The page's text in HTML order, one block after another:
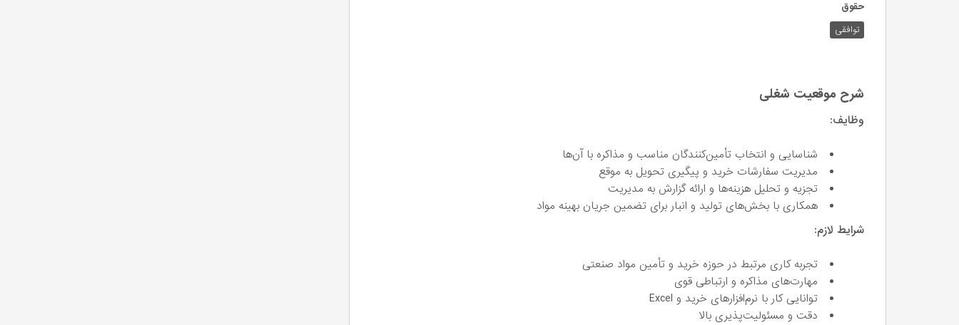
حقوق
توافقی
شرح موقعیت شغلی
وظایف:
شناسایی و انتخاب تأمین‌کنندگان مناسب و مذاکره با آن‌ها
مدیریت سفارشات خرید و پیگیری تحویل به موقع
تجزیه و تحلیل هزینه‌ها و ارائه گزارش به مدیریت
همکاری با بخش‌های تولید و انبار برای تضمین جریان بهینه مواد
شرایط لازم:
تجربه کاری مرتبط در حوزه خرید و تأمین مواد صنعتی
مهارت‌های مذاکره و ارتباطی قوی
توانایی کار با نرم‌افزارهای خرید و Excel
دقت و مسئولیت‌پذیری بالا